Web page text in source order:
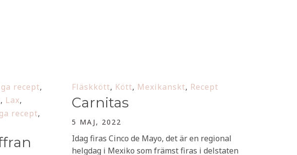
recept,
, Lax,
recept,
Fläskkött, Kött, Mexikanskt, Recept
Carnitas
5 MAJ, 2022
Idag firas Cinco de Mayo, det är en regional
helgdag i Mexiko som främst firas i delstaten